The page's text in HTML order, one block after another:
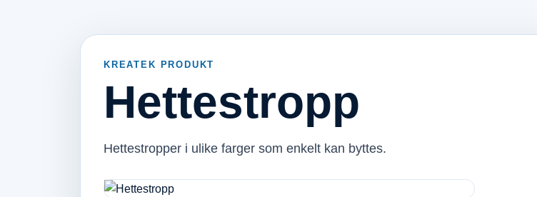
KREATEK PRODUKT
Hettestropp
Hettestropper i ulike farger som enkelt kan byttes.